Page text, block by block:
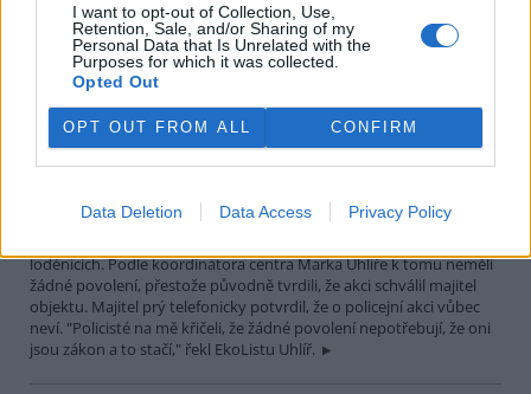
I want to opt-out of Collection, Use,
Retention, Sale, and/or Sharing of my
Personal Data that Is Unrelated with the
Purposes for which it was collected.
Opted Out
OPT OUT FROM ALL CONFIRM
Data Deletion Data Access Privacy Policy
Mezinárodního měnového fondu(MMF) a skupiny
Světové banky
(SB). Vyplývá to z prohlášení starosty Prahy 1 Jana Bürgermeistera,
které dnes získala ČIA.
Policisté prohledávali soukromý majetek zřejmě bez
povolení
Dnes dopoledne několik policistů vniklo do budov Otevřeného
koordinačního centra odpůrců politikyMezinárodního měnového
loděnicích. Podle koordinátora centra Marka Uhlíře k tomu neměli
žádné povolení, přestože původně tvrdili, že akci schválil majitel
objektu. Majitel prý telefonicky potvrdil, že o policejní akci vůbec
neví. "Policisté na mě křičeli, že žádné povolení nepotřebují, že oni
jsou zákon a to stačí," řekl EkoListu Uhlíř.